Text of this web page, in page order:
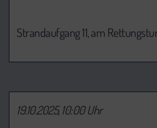
Strandaufgang 11, am
19.10.2025, 10:00 Uhr